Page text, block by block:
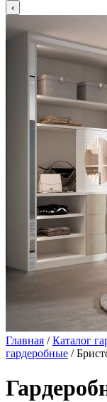
Главная /Каталог
гардеробные /